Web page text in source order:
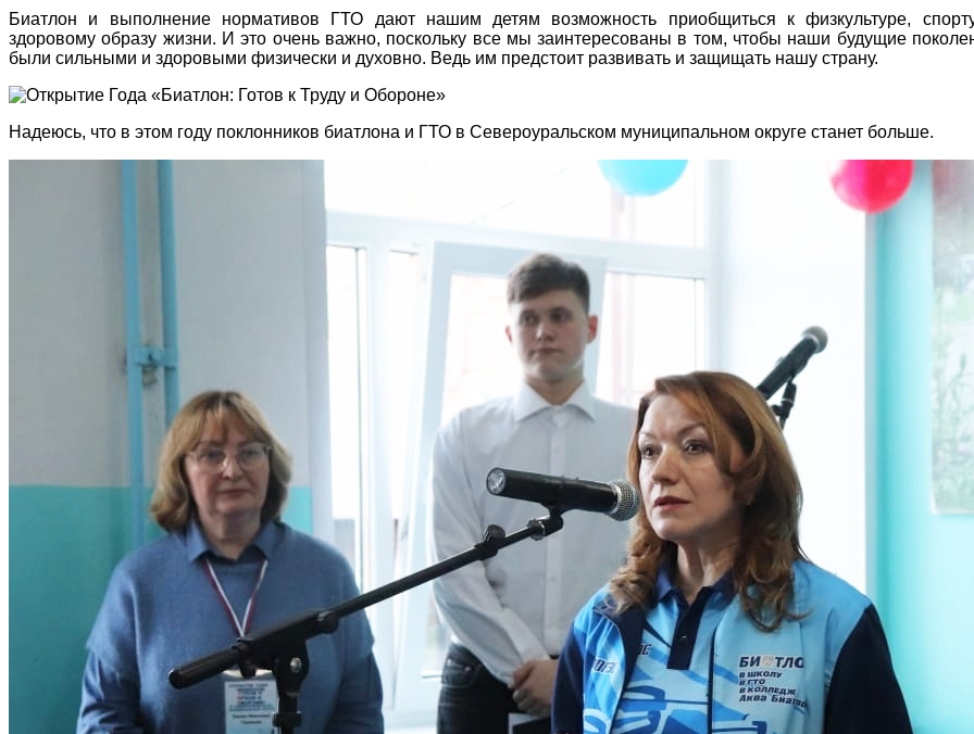
Биатлон и выполнение нормативов ГТО дают нашим детям возможность приобщиться к физкультуре,
здоровому образу жизни. И это очень важно, поскольку все мы заинтересованы в том, чтобы наши будущие
были сильными и здоровыми физически и духовно. Ведь им предстоит развивать и защищать нашу страну.
Надеюсь, что в этом году поклонников биатлона и ГТО в Североуральском муниципальном округе станет больше.